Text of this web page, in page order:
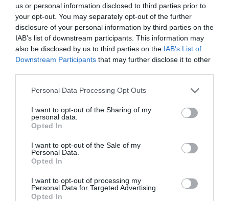
us or personal information disclosed to third parties prior to
your opt-out. You may separately opt-out of the further
disclosure of your personal information by third parties on the
IAB’s list of downstream participants. This information may
also be disclosed by us to third parties on the IAB’s List of
Downstream Participants that may further disclose it to other
Personal Data Processing Opt Outs
I want to opt-out of the Sharing of my
personal data.
Opted In
I want to opt-out of the Sale of my
Personal Data.
Opted In
I want to opt-out of processing my
Personal Data for Targeted Advertising.
Opted In
conjuntamente.